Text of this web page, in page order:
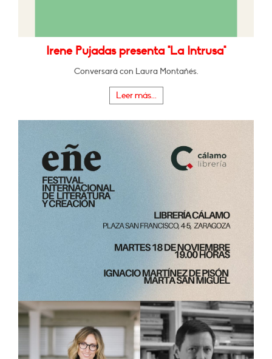
Irene Pujadas presenta "La Intrusa"
Conversará con Laura Montañés.
Leer más...